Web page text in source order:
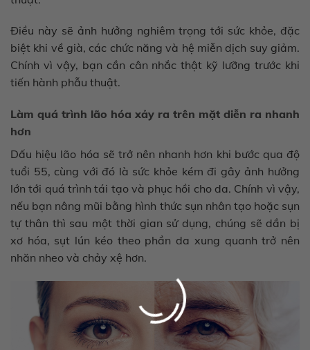
Điều này sẽ ảnh hưởng nghiêm trọng tới sức khỏe, đặc
biệt khi về già, các chức năng và hệ miễn dịch suy giảm.
Chính vì vậy, bạn cần cân nhắc thật kỹ lưỡng trước khi
tiến hành phẫu thuật.
Làm quá trình lão hóa xảy ra trên mặt diễn ra nhanh
hơn
Dấu hiệu lão hóa sẽ trở nên nhanh hơn khi bước qua độ
tuổi 55, cùng với đó là sức khỏe kém đi gây ảnh hưởng
lớn tới quá trình tái tạo và phục hồi cho da. Chính vì vậy,
nếu bạn nâng mũi bằng hình thức sụn nhân tạo hoặc sụn
tự thân thì sau một thời gian sử dụng, chúng sẽ dần bị
xơ hóa, sụt lún kéo theo phần da xung quanh trở nên
nhăn nheo và chảy xệ hơn.
×